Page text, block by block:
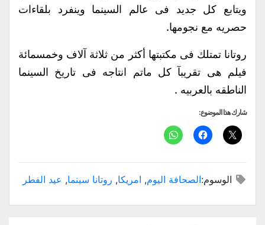
ويتابع كل جديد فى عالم السينما وينفرد بلقاءات
حصريه مع نجومها.
روتانا تمتلك فى مكتبتها أكثر من ثلاثة آلاف وخمسمائة
فيلم هى تقريبآ كل ماتم انتاجه فى تاريخ السينما
الناطقه بالعربيه .
شارك هذا الموضوع:
الوسوم:الصحافة اليوم, امريكا, روتانا سينما, عيد الفطر